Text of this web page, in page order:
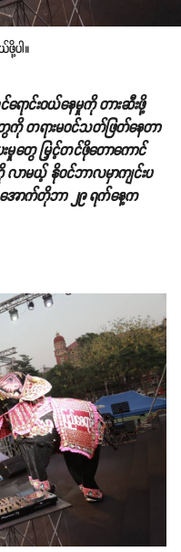
ပါ။
ောင်းဝယ်နေမှုကို တားဆီးဖို့
ေကို တရားမဝင်သတ်ဖြတ်နေတာ
တွေ မြှင့်တင်ဖိုတောကောင်
မယ့် နိုဝင်ဘာလမှာကျင်းပ
ောက်တိုဘာ ၂၉ ရက်နေ့က